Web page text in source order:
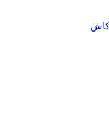
کاش